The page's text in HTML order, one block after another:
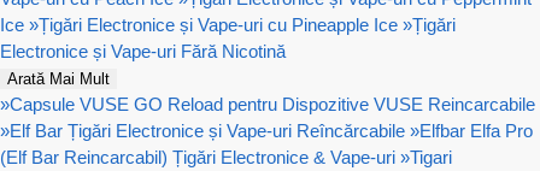
Ice »Țigări Electronice și Vape-uri cu Pineapple Ice »Țigări
Electronice și Vape-uri Fără Nicotină
Arată Mai Mult
»Capsule VUSE GO Reload pentru Dispozitive VUSE Reincarcabile
»Elf Bar Țigări Electronice și Vape-uri Reîncărcabile »Elfbar Elfa Pro
(Elf Bar Reincarcabil) Țigări Electronice & Vape-uri »Tigari